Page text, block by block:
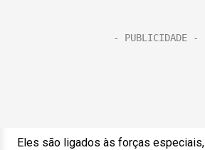
Eles são ligados às forças